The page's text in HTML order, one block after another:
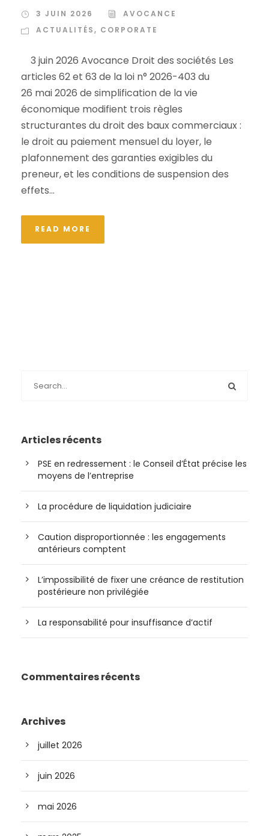
3 JUIN 2026
AVOCANCE
ACTUALITÉS, CORPORATE
3 juin 2026 Avocance Droit des sociétés Les
articles 62 et 63 de la loi n° 2026-403 du
26 mai 2026 de simplification de la vie
économique modifient trois règles
structurantes du droit des baux commerciaux :
le droit au paiement mensuel du loyer, le
plafonnement des garanties exigibles du
preneur, et les conditions de suspension des
effets...
READ MORE
Articles récents
PSE en redressement : le Conseil d’État précise les
moyens de l’entreprise
La procédure de liquidation judiciaire
Caution disproportionnée : les engagements
antérieurs comptent
L’impossibilité de fixer une créance de restitution
postérieure non privilégiée
La responsabilité pour insuffisance d’actif
Commentaires récents
Archives
juillet 2026
juin 2026
mai 2026